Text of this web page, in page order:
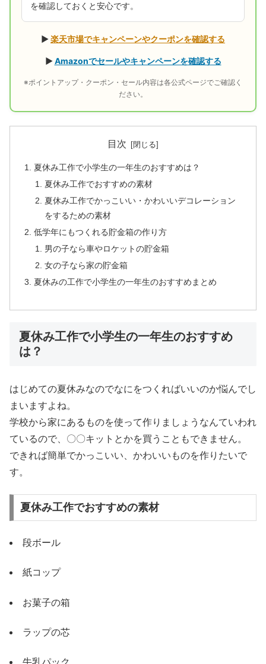
を確認しておくと安心です。
▶楽天市場でキャンペーンやクーポンを確認する
▶Amazonでセールやキャンペーンを確認する
※ポイントアップ・クーポン・セール内容は各公式ページでご確認く
ださい。
目次
夏休み工作で小学生の一年生のおすすめは？
夏休み工作でおすすめの素材
夏休み工作でかっこいい・かわいいデコレーション
をするための素材
低学年にもつくれる貯金箱の作り方
男の子なら車やロケットの貯金箱
女の子なら家の貯金箱
夏休みの工作で小学生の一年生のおすすめまとめ
夏休み工作で小学生の一年生のおすすめ
は？
はじめての夏休みなのでなにをつくればいいのか悩んでし
まいますよね。
学校から家にあるものを使って作りましょうなんていわれ
ているので、〇〇キットとかを買うこともできません。
できれば簡単でかっこいい、かわいいものを作りたいで
す。
夏休み工作でおすすめの素材
段ボール
紙コップ
お菓子の箱
ラップの芯